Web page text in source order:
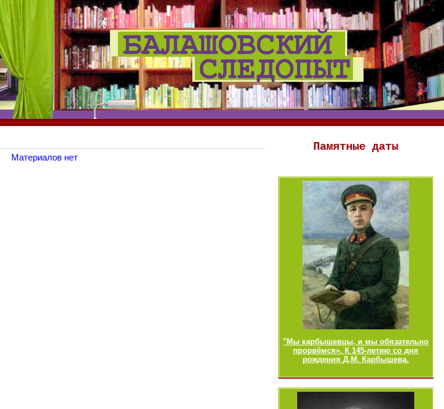
Памятные даты
"Мы карбышевцы, и мы обязательно
прорвёмся». К 145-летию со дня
рождения Д.М. Карбышева.
Материалов нет